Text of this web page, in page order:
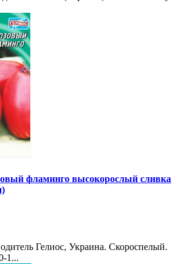
фламинго высокорослый сливка
Гелиос, Украина. Скороспелый.
1...